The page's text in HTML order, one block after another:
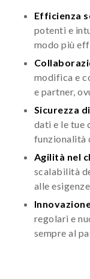
Efficienza
potenti e
modo più
modifica e
e partner,
Sicurezza
dati e le tue
funzionalità
Agilità nel
scalabilità
alle
regolari e
sempre al